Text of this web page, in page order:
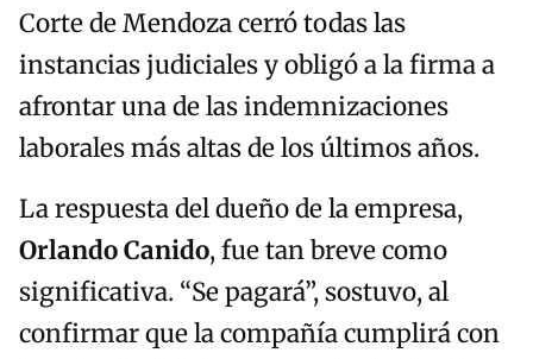
Corte de Mendoza cerró todas las
instancias judiciales y obligó a la firma a
afrontar una de las indemnizaciones
laborales más altas de los últimos años.
La respuesta del dueño de la empresa,
Orlando Canido, fue tan breve como
significativa. “Se pagará”, sostuvo, al
confirmar que la compañía cumplirá con